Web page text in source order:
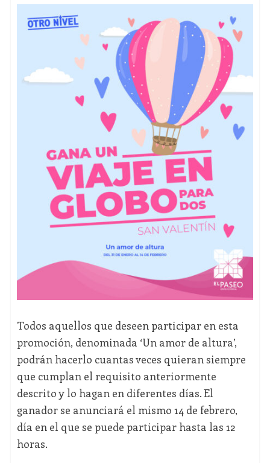
Todos aquellos que deseen participar en esta
promoción, denominada ‘Un amor de altura’,
podrán hacerlo cuantas veces quieran siempre
que cumplan el requisito anteriormente
descrito y lo hagan en diferentes días. El
ganador se anunciará el mismo 14 de febrero,
día en el que se puede participar hasta las 12
horas.